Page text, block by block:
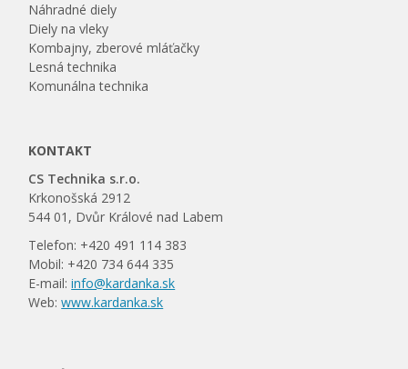
Náhradné diely
Diely na vleky
Kombajny, zberové mláťačky
Lesná technika
Komunálna technika
KONTAKT
CS Technika s.r.o.
Krkonošská 2912
544 01, Dvůr Králové nad Labem
Telefon: +420 491 114 383
Mobil: +420 734 644 335
E-mail:info@kardanka.sk
Web:www.kardanka.sk